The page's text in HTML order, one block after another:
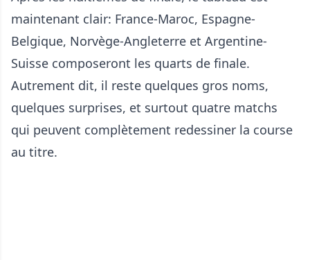
maintenant clair: France-Maroc, Espagne-
Belgique, Norvège-Angleterre et Argentine-
Suisse composeront les quarts de finale.
Autrement dit, il reste quelques gros noms,
quelques surprises, et surtout quatre matchs
qui peuvent complètement redessiner la course
au titre.